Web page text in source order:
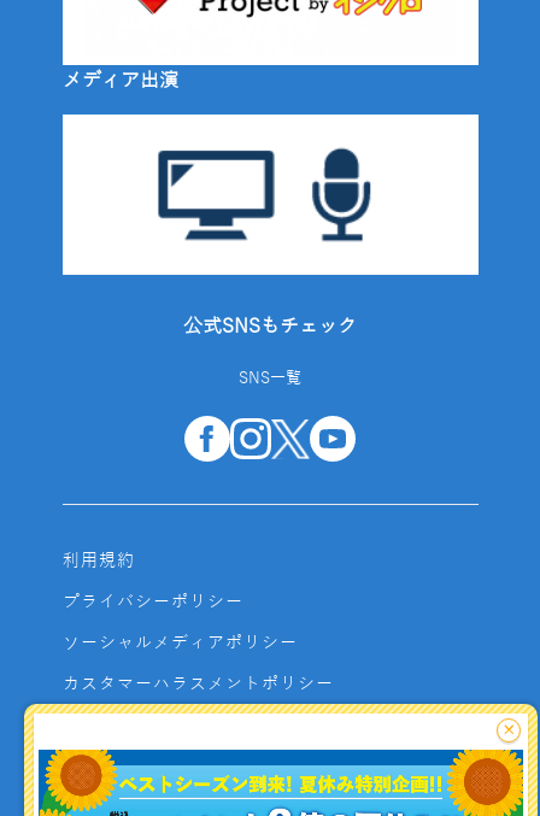
メディア出演
公式SNSもチェック
SNS一覧
利用規約
プライバシーポリシー
ソーシャルメディアポリシー
カスタマーハラスメントポリシー
よくあるご質問
お問い合わせ
×